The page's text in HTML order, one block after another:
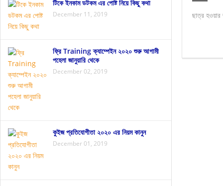
ছাত্র
টিকে ইনকাম ডটকম এর পোষ্ট নিয়ে কিছু কথা
December 11, 2019
ফ্রি Training ক্যাম্পেইন ২০২০ শুরু আগামী
পহেলা জানুয়ারি থেকে
December 02, 2019
কুইজ প্রতিযোগীতা ২০২০ এর নিয়ম কানুন
December 01, 2019